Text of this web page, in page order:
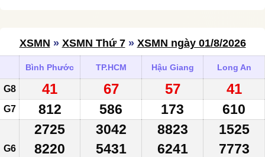
XSMN » XSMN Thứ 7» XSMN ngày 01/8/2026
Bình Phước TP.HCM Hậu Giang Long An
G8 41 67 57 41
G7 812 586 173 610
G6
2725
8220
3042
5431
8823
6241
1525
7773